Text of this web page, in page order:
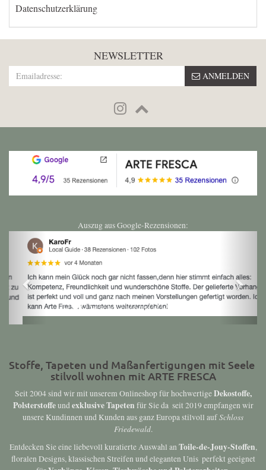
Datenschutzerklärung
NEWSLETTER
ANMELDEN
Auszug aus Google-Rezensionen:
Previous Next
stilvoll wohnen mit ARTE FRESCA
Polsterstoffeundexklusive Tapetenfür Sie da  seit 2019 empfangen wir
unsere Kundinnen und Kunden aus ganz Europa stilvoll aufSchloss
Friedewald.
floralen Designs, klassischen Streifen und eleganten Unis  perfekt geeignet
fürVorhänge, Kissen, Tischwäsche und Polsterarbeiten.